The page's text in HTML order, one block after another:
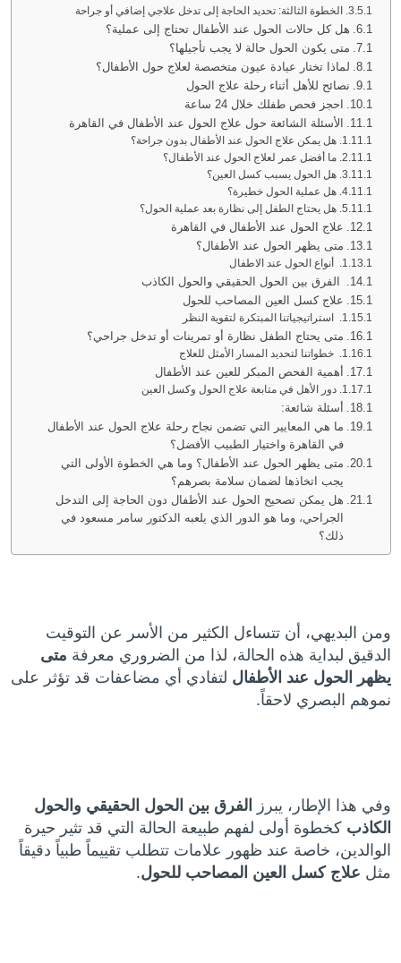
الخطوة الثالثة: تحديد الحاجة إلى تدخل علاجي إضافي أو جراحة
هل كل حالات الحول عند الأطفال تحتاج إلى عملية؟
متى يكون الحول حالة لا يجب تأجيلها؟
لماذا تختار عيادة عيون متخصصة لعلاج حول الأطفال؟
نصائح للأهل أثناء رحلة علاج الحول
احجز فحص طفلك خلال 24 ساعة
الأسئلة الشائعة حول علاج الحول عند الأطفال في القاهرة
هل يمكن علاج الحول عند الأطفال بدون جراحة؟
ما أفضل عمر لعلاج الحول عند الأطفال؟
هل الحول يسبب كسل العين؟
هل عملية الحول خطيرة؟
هل يحتاج الطفل إلى نظارة بعد عملية الحول؟
علاج الحول عند الأطفال في القاهرة
متى يظهر الحول عند الأطفال؟
أنواع الحول عند الاطفال
الفرق بين الحول الحقيقي والحول الكاذب
علاج كسل العين المصاحب للحول
استراتيجياتنا المبتكرة لتقوية النظر
متى يحتاج الطفل نظارة أو تمرينات أو تدخل جراحي؟
خطواتنا لتحديد المسار الأمثل للعلاج
أهمية الفحص المبكر للعين عند الأطفال
دور الأهل في متابعة علاج الحول وكسل العين
أسئلة شائعة:
ما هي المعايير التي تضمن نجاح رحلة علاج الحول عند الأطفال
في القاهرة واختيار الطبيب الأفضل؟
متى يظهر الحول عند الأطفال؟ وما هي الخطوة الأولى التي
يجب اتخاذها لضمان سلامة بصرهم؟
هل يمكن تصحيح الحول عند الأطفال دون الحاجة إلى التدخل
الجراحي، وما هو الدور الذي يلعبه الدكتور سامر مسعود في
ذلك؟
ومن البديهي، أن تتساءل الكثير من الأسر عن التوقيت
الدقيق لبداية هذه الحالة، لذا من الضروري معرفة متى
يظهر الحول عند الأطفال لتفادي أي مضاعفات قد تؤثر على
نموهم البصري لاحقاً.
وفي هذا الإطار، يبرز
الفرق بين الحول الحقيقي والحول
الكاذبكخطوة أولى لفهم طبيعة الحالة التي قد تثير حيرة
الوالدين، خاصة عند ظهور علامات تتطلب تقييماً طبياً دقيقاً
مثل علاج كسل العين المصاحب للحول.